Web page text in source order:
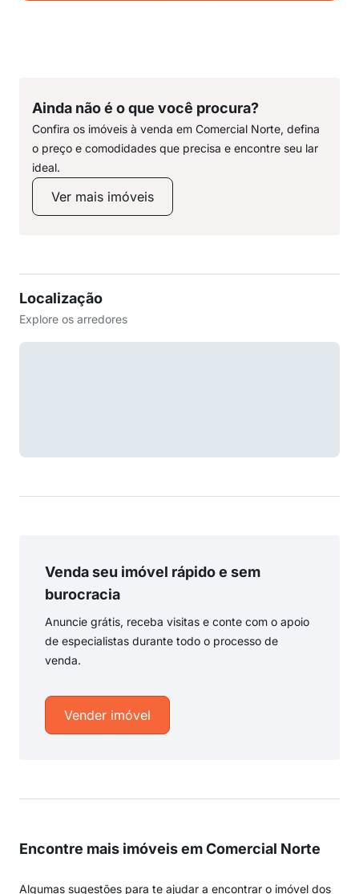
Ainda não é o que você procura?
Confira os imóveis à venda em Comercial Norte, defina
o preço e comodidades que precisa e encontre seu lar
ideal.
Ver mais imóveis
Localização
Explore os arredores
Venda seu imóvel rápido e sem
burocracia
Anuncie grátis, receba visitas e conte com o apoio
de especialistas durante todo o processo de
venda.
Vender imóvel
Encontre mais imóveis em Comercial Norte
Algumas sugestões para te ajudar a encontrar o imóvel dos